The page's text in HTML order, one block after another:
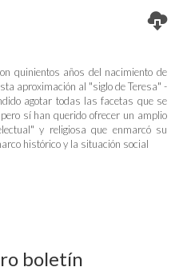
quinientos años del nacimiento de
aproximación al "siglo de Teresa" -
agotar todas las facetas que se
sí han querido ofrecer un amplio
y religiosa que enmarcó su
histórico y la situación social
boletín